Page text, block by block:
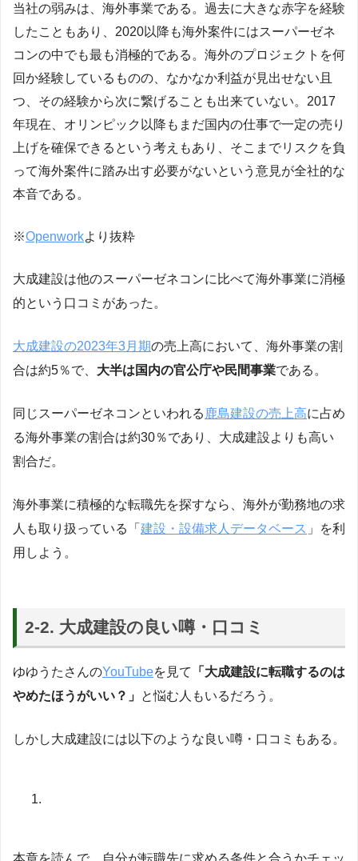
当社の弱みは、海外事業である。過去に大きな赤字を経験
したこともあり、2020以降も海外案件にはスーパーゼネ
コンの中でも最も消極的である。海外のプロジェクトを何
回か経験しているものの、なかなか利益が見出せない且
つ、その経験から次に繋げることも出来ていない。2017
年現在、オリンピック以降もまだ国内の仕事で一定の売り
上げを確保できるという考えもあり、そこまでリスクを負
って海外案件に踏み出す必要がないという意見が全社的な
本音である。
※Openworkより抜粋
大成建設は他のスーパーゼネコンに比べて海外事業に消極
的という口コミがあった。
大成建設の2023年3月期の売上高において、海外事業の割
合は約5％で、 大半は国内の官公庁や民間事業である。
同じスーパーゼネコンといわれる 鹿島建設の売上高に占め
る海外事業の割合は約30％であり、大成建設よりも高い
割合だ。
海外事業に積極的な転職先を探すなら、海外が勤務地の求
人も取り扱っている「 建設・設備求人データベース 」を利
用しよう。
2-2. 大成建設の良い噂・口コミ
ゆゆうたさんのYouTubeを見て
「大成建設に転職するのは
やめたほうがいい？」 と悩む人もいるだろう。
しかし大成建設には以下のような良い噂・口コミもある。
本章を読んで、自分が転職先に求める条件と合うかチェッ